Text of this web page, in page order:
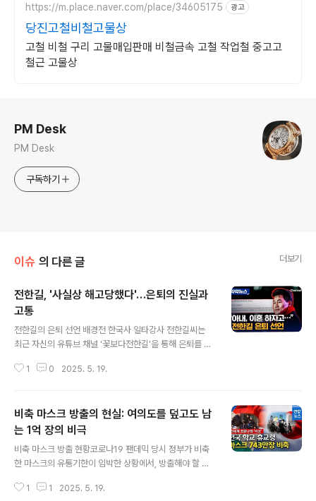
https://m.place.naver.com/place/34605175 광고
당진고철비철고물상
고철 비철 구리 고물매입판매 비철금속 고철 작업철 중고고
철근 고물상
PM Desk
PM Desk
구독하기
이슈 의 다른 글 더보기
전한길, '사실상 해고당했다'…은퇴의 진실과
고통
전한길의 은퇴 선언 배경전 한국사 일타강사 전한길씨는
최근 자신의 유튜브 채널 ‘꽃보다전한길’을 통해 은퇴를 선
서 사실상 해고당했다고 주장하며, '강의를 그만두고 싶어
카페에서도 그를 자르라는 선동이 있었다고 분노했습니다.
이는 단순한 계약 해지가 아닌, 그의 경력에 큰 상처를 남기
는 사건으로 이어졌습니다. 전한길씨의 발언은 많은 이들
에게 충격을 주며, 학원 또는 교육계의 복잡한 현실을 드러
내고 있습니다. 유튜브 수익 창출 거부의 이유전한길씨는
유튜브 채널 운영 중 수익 창출을 거부당했다고 밝혔습니
1 0 2025. 5. 19.
비축 마스크 방출의 현실: 여의도를 덮고도 남
는 1억 장의 비극
비축 마스크 방출 현황코로나19 팬데믹 당시 정부가 비축
한 마스크의 유통기한이 임박한 상황에서, 방출해야 할 양
자료에 따르면, 거리두기 해제 이후 방출된 비축 마스크는
1 1 2025. 5. 19.